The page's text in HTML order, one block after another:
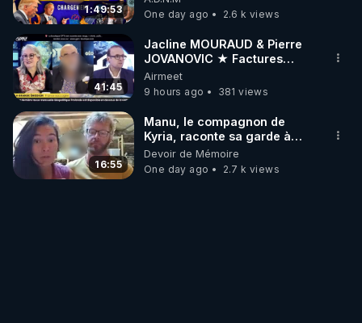
1:49:53
One day ago
2.6 k views
41:45
Jacline MOURAUD & Pierre
JOVANOVIC ★ Factures
Impayées : Où Est Passé Le
Pognon ?
Airmeet
9 hours ago
381 views
16:55
Manu, le compagnon de
Kyria, raconte sa garde à
vue musclée. PARTAGEZ!
Devoir de Mémoire
One day ago
2.7 k views